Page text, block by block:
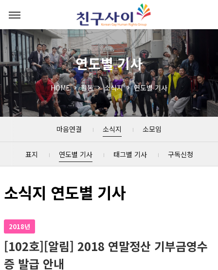
연도별 기사
HOME 활동 소식지 연도별 기사
마음연결 소식지 소모임
표지 연도별 기사 태그별 기사 구독신청
소식지 연도별 기사
2018년
[102호][알림] 2018 연말정산 기부금영수
증 발급 안내